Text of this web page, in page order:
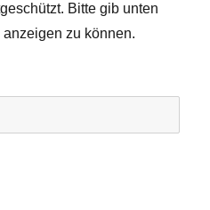
Bitte gib unten
zu können.